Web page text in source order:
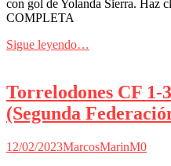
con gol de Yolanda Sierra. Haz
COMPLETA
Sigue leyendo…
Torrelodones CF 1-
(Segunda
12/02/2023MarcosMarinM0